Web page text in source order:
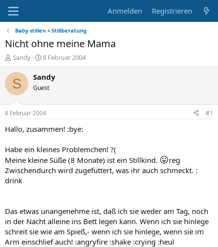
Anmelden Registrieren
Baby stillen + Stillberatung
Nicht ohne meine Mama
E
r
s
t
l
e
r
Sandy
E
r
s
e
t
a
8 Februar 2004
S Sandy
Guest
8 Februar 2004 #1
Hallo, zusammen! :bye:
Habe ein kleines Problemchen! ?(
Meine kleine Süße (8 Monate) ist ein Stillkind. 😛reg
Zwischendurch wird zugefüttert, was ihr auch schmeckt. :
drink
Das etwas unangenehme ist, daß ich sie weder am Tag, noch
in der Nacht alleine ins Bett legen kann. Wenn ich sie hinlege
schreit sie wie am Spieß,- wenn ich sie hinlege, wenn sie im
Arm einschlief auch! :angryfire :shake :crying :heul